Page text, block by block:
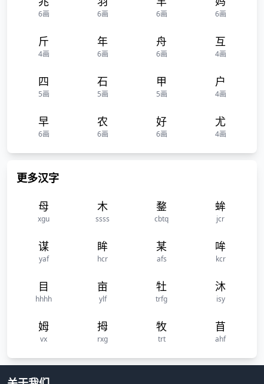
6画 6画 6画 6画
斤
4画
年
6画
舟
6画
互
4画
四
5画
石
5画
甲
5画
户
4画
早
6画
农
6画
好
6画
尤
4画
更多汉字
母
xgu
木
ssss
鍪
cbtq
蛑
jcr
谋
yaf
眸
hcr
某
afs
哞
kcr
目
hhhh
亩
ylf
牡
trfg
沐
isy
姆
vx
拇
rxg
牧
trt
苜
ahf